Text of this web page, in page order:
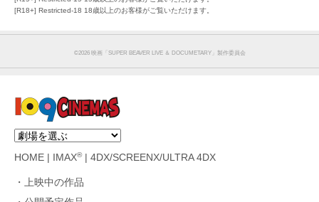
[R18+] Restricted-18 18歳以上のお客様がご覧いただけます。
©︎2026 映画「SUPER BEAVER LIVE ＆ DOCUMETARY」製作委員会
HOME IMAX®| 4DX/SCREENX/ULTRA 4DX
上映中の作品